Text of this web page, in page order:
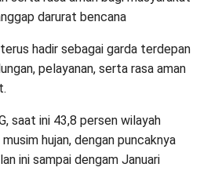
darurat bencana
hadir sebagai garda terdepan
pelayanan, serta rasa aman
saat ini 43,8 persen wilayah
hujan, dengan puncaknya
ini sampai dengam Januari